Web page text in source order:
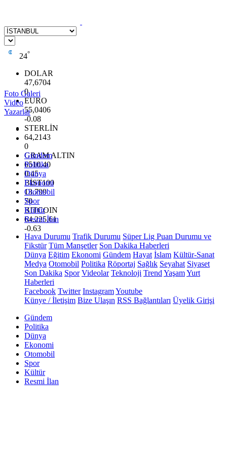
24°
DOLAR
47,6704
0
EURO
55,0406
-0.08
STERLİN
64,2143
0
GRAM ALTIN
6510.40
0.45
BİST100
13.799
70
BITCOIN
64.225,61
-0.63
Foto Galeri
Video
Yazarlar
Gündem
Politika
Dünya
Ekonomi
Otomobil
Spor
Kültür
Resmi İlan
Hava Durumu Trafik Durumu Süper Lig Puan Durumu ve
Fikstür Tüm Manşetler Son Dakika Haberleri
Dünya Eğitim Ekonomi Gündem Hayat İslam Kültür-Sanat
Medya Otomobil Politika Röportaj Sağlık Seyahat Siyaset
Son Dakika Spor Videolar Teknoloji Trend YaşamYurt
Haberleri
Facebook Twitter InstagramYoutube
Künye / İletişim Bize Ulaşın RSS Bağlantıları Üyelik Girişi
Gündem
Politika
Dünya
Ekonomi
Otomobil
Spor
Kültür
Resmi İlan